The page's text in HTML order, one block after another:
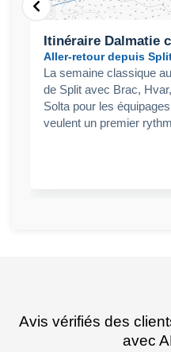
Itinéraire Dalmatie
Aller-retour depuis
La semaine classique
de Split avec Brac,
Solta pour les
veulent un premier
Avis vérifiés des
avec